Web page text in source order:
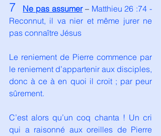
7 Ne pas assumer – Matthieu 26 :74 -
Reconnut, il va nier et même jurer ne
pas connaître Jésus
Le reniement de Pierre commence par
le reniement d’appartenir aux disciples,
donc à ce à en quoi il croit ; par peur
sûrement.
C’est alors qu’un coq chanta ! Un cri
qui a raisonné aux oreilles de Pierre